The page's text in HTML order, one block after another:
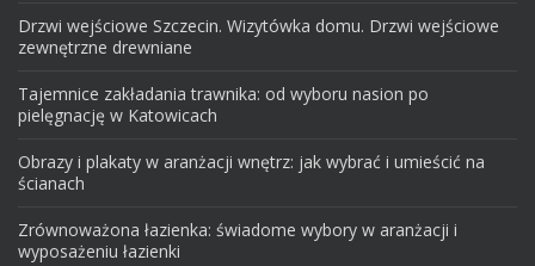
Drzwi wejściowe Szczecin. Wizytówka domu. Drzwi wejściowe
zewnętrzne drewniane
Tajemnice zakładania trawnika: od wyboru nasion po
pielęgnację w Katowicach
Obrazy i plakaty w aranżacji wnętrz: jak wybrać i umieścić na
ścianach
Zrównoważona łazienka: świadome wybory w aranżacji i
wyposażeniu łazienki